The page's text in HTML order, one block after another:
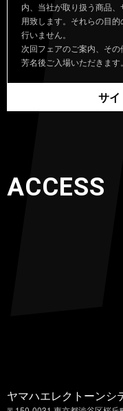
内、当社が取り扱う商品
用致します。それらの目
行いません。
次回フェアのご案内、そ
芳名後ご入場いただきます。
サイ
ACCESS
ヤマハエレクトーンシ